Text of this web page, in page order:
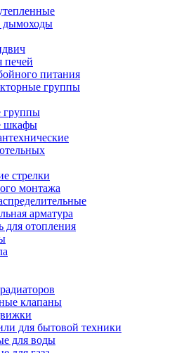
дымоходы
печей
питания
группы
группы
шкафы
стрелки
монтажа
арматура
для отопления
клапаны
для бытовой техники
для воды